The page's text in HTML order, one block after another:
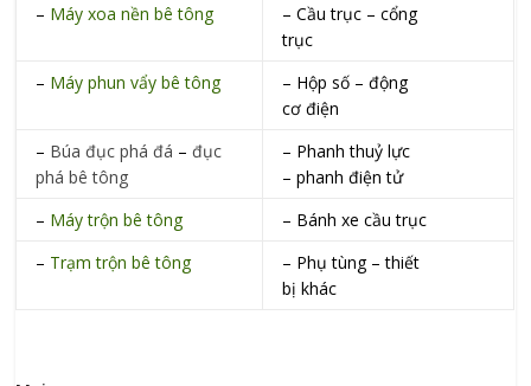
– Máy xoa nền bê tông
– Cầu trục – cổng
trục
– Máy phun vẩy bê tông
– Hộp số – động
cơ điện
– Búa đục phá đá – đục
phá bê tông
– Phanh thuỷ lực
– phanh điện tử
– Máy trộn bê tông
– Bánh xe cầu trục
– Trạm trộn bê tông
– Phụ tùng – thiết
bị khác